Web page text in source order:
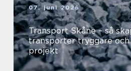
07. juni 2026
Transport Skåne – så
transporter tryggare
projekt